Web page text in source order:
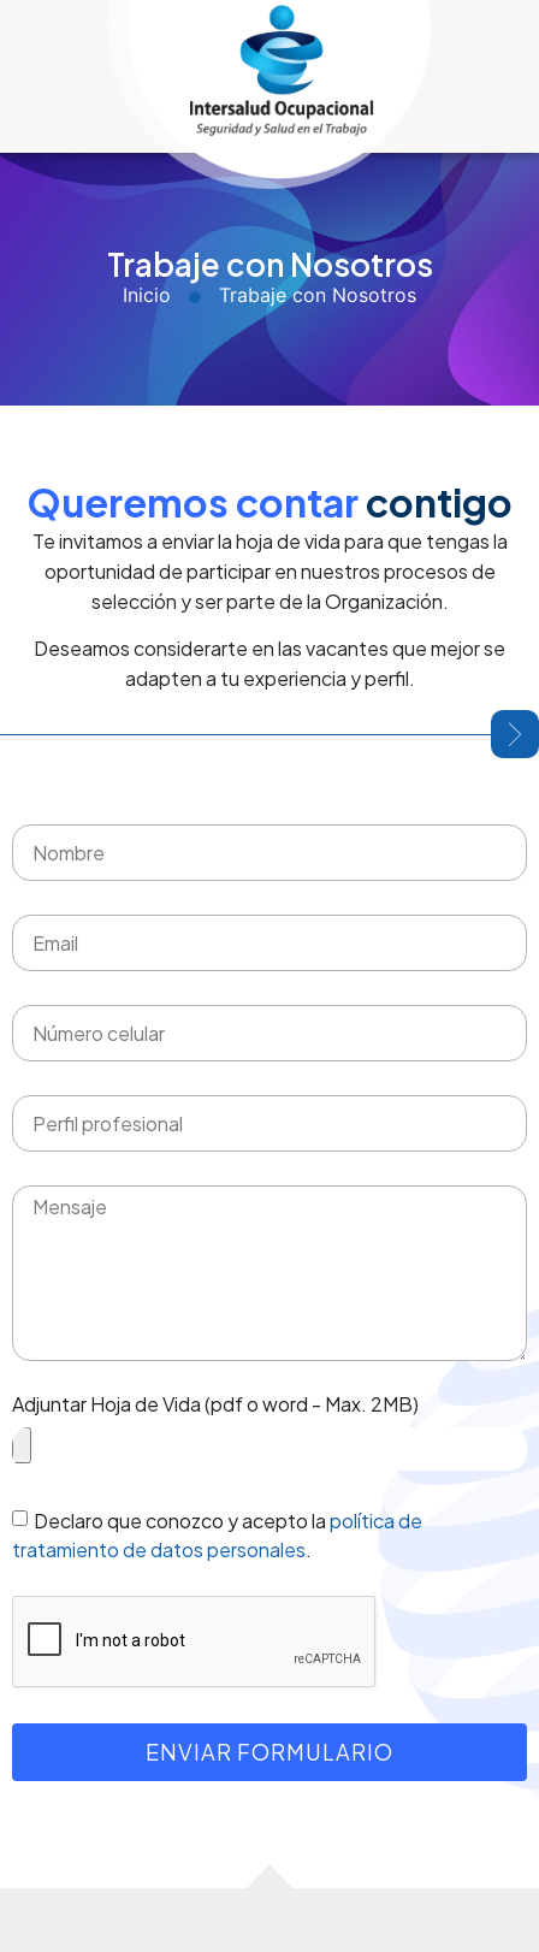
Trabaje con Nosotros
Inicio Trabaje con Nosotros
Queremos contarcontigo
Te invitamos a enviar la hoja de vida para que tengas la
oportunidad de participar en nuestros procesos de
selección y ser parte de la Organización.
Deseamos considerarte en las vacantes que mejor se
adapten a tu experiencia y perfil.
Adjuntar Hoja de Vida (pdf o word - Max. 2MB)
Declaro que conozco y acepto lapolítica de
tratamiento de datos personales.
ENVIAR FORMULARIO